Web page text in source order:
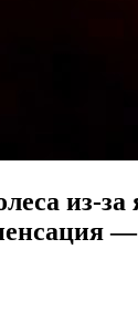
из-
—